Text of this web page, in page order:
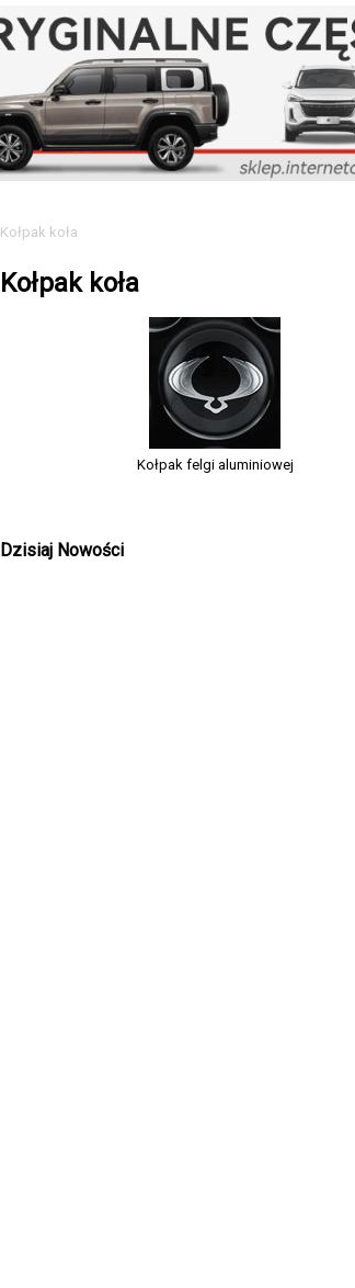
Kołpak koła
Kołpak koła
Kołpak felgi aluminiowej
Dzisiaj Nowości